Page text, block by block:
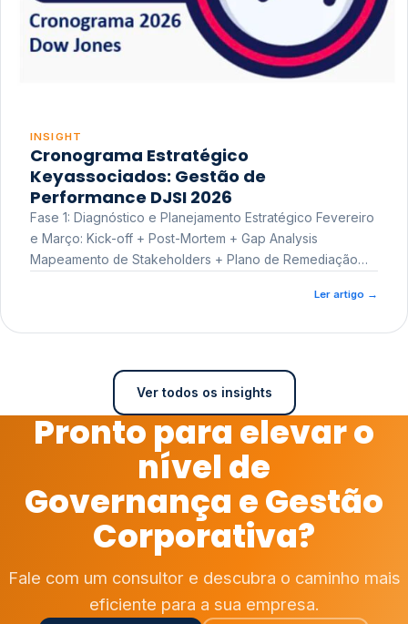
INSIGHT
Cronograma Estratégico
Keyassociados: Gestão de
Performance DJSI 2026
Fase 1: Diagnóstico e Planejamento Estratégico Fevereiro
e Março: Kick-off + Post-Mortem + Gap Analysis
Mapeamento de Stakeholders + Plano de Remediação
Ler artigo →
Ver todos os insights
Pronto para elevar o
nível de
Governança e Gestão
Corporativa?
Fale com um consultor e descubra o caminho mais
eficiente para a sua empresa.